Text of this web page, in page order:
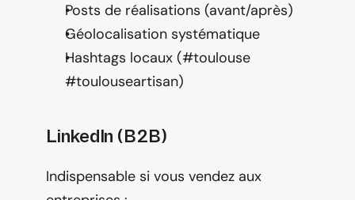
Posts de réalisations (avant/après)
Géolocalisation systématique
Hashtags locaux (#toulouse
#toulouseartisan)
LinkedIn (B2B)
Indispensable si vous vendez aux